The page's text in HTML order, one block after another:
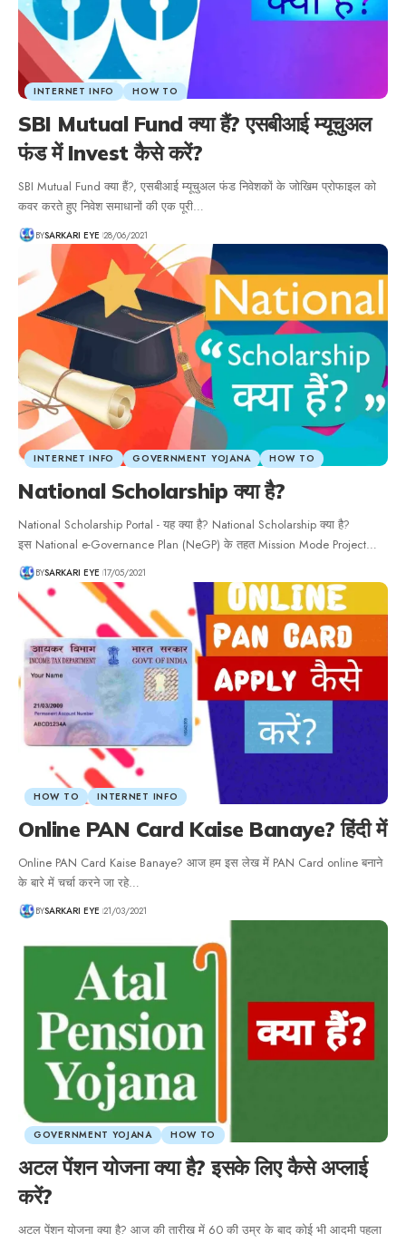
INTERNET INFO HOW TO
SBI Mutual Fund क्या हैं? एसबीआई म्यूचुअल
फंड में Invest कैसे करें?
SBI Mutual Fund क्या हैं?, एसबीआई म्यूचुअल फंड निवेशकों के जोखिम प्रोफाइल को
कवर करते हुए निवेश समाधानों की एक पूरी…
BYSARKARI EYE 28/06/2021
INTERNET INFO GOVERNMENT YOJANA HOW TO
National Scholarship क्या है?
National Scholarship Portal - यह क्या है? National Scholarship क्या है?
इस National e-Governance Plan (NeGP) के तहत Mission Mode Project…
BYSARKARI EYE 17/05/2021
HOW TO INTERNET INFO
Online PAN Card Kaise Banaye? हिंदी में
Online PAN Card Kaise Banaye? आज हम इस लेख में PAN Card online बनाने
के बारे में चर्चा करने जा रहे…
BYSARKARI EYE 21/03/2021
GOVERNMENT YOJANA HOW TO
अटल पेंशन योजना क्या है? इसके लिए कैसे अप्लाई
करें?
अटल पेंशन योजना क्या है? आज की तारीख में 60 की उम्र के बाद कोई भी आदमी पहला